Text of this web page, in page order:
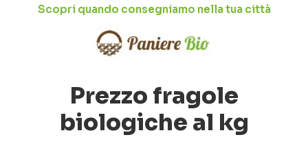
Scopri quando consegniamo nella tua città
Prezzo fragole
biologiche al kg